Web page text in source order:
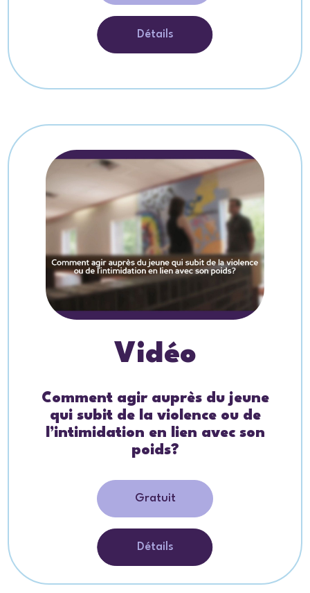
Détails
Vidéo
Comment agir auprès du jeune
qui subit de la violence ou de
l’intimidation en lien avec son
poids?
Gratuit
Détails